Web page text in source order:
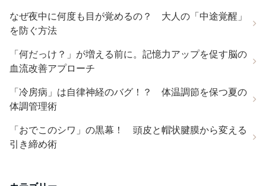
なぜ夜中に何度も目が覚めるの？ 大人の「中途覚醒」
を防ぐ方法
「何だっけ？」が増える前に。記憶力アップを促す脳の
血流改善アプローチ
「冷房病」は自律神経のバグ！？ 体温調節を保つ夏の
体調管理術
「おでこのシワ」の黒幕！ 頭皮と帽状腱膜から変える
引き締め術